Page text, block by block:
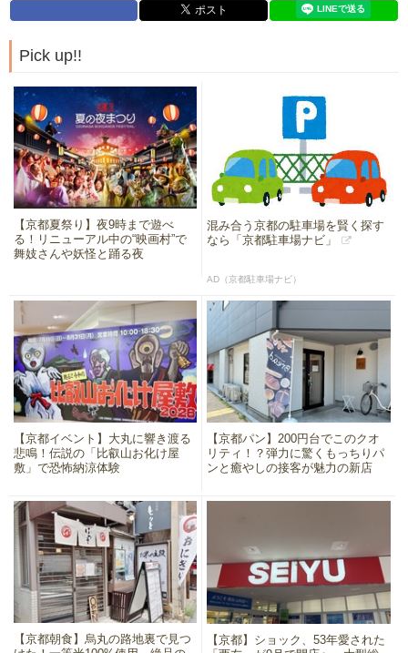
Pick up!!
【京都夏祭り】夜9時まで遊べ
る！リニューアル中の“映画村”で
舞妓さんや妖怪と踊る夜
混み合う京都の駐車場を賢く探す
なら「京都駐車場ナビ」
AD（京都駐車場ナビ）
【京都イベント】大丸に響き渡る
悲鳴！伝説の「比叡山お化け屋
敷」で恐怖納涼体験
【京都パン】200円台でこのクオ
リティ！？弾力に驚くもっちりパ
ンと癒やしの接客が魅力の新店
【京都朝食】烏丸の路地裏で見つ
【京都】ショック、53年愛された